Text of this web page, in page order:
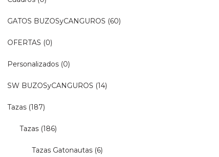
GATOS BUZOSyCANGUROS (60)
OFERTAS (0)
Personalizados (0)
SW BUZOSyCANGUROS (14)
Tazas (187)
Tazas (186)
Tazas Gatonautas (6)